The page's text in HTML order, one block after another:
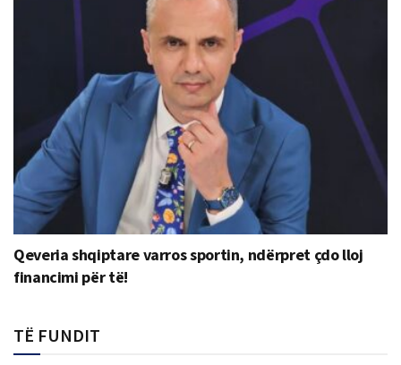
Qeveria shqiptare varros sportin, ndërpret çdo lloj
financimi për të!
TË FUNDIT